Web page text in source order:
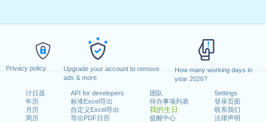
Privacy policy
Upgrade your account to remove
ads & more
How many working days in
year 2026?
计日器
年历
月历
周历
API for developers
标准Excel导出
自定义Excel导出
导出PDF日历
团队
待办事项列表
我的生日
提醒中心
Settings
登录页面
联系我们
法律声明